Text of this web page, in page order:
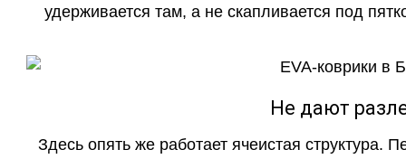
удерживается там, а не скапливается под
Не дают
Здесь опять же работает ячеистая структура.